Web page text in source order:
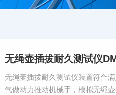
无绳壶插拔耐久测试仪
无绳壶插拔耐久测试仪装置符合
气做动力推动机械手，模拟无绳